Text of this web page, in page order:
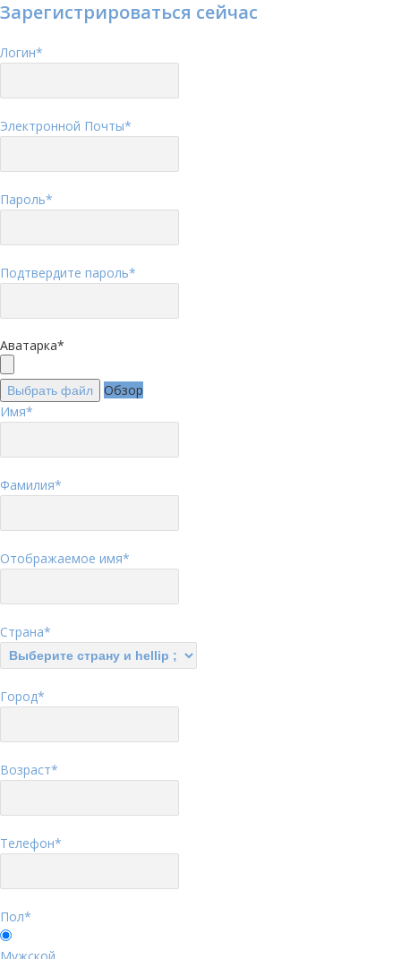
Зарегистрироваться сейчас
Логин*
Электронной Почты*
Пароль*
Подтвердите пароль*
Аватарка*
Выбрать файл
Обзор
Имя*
Фамилия*
Отображаемое имя*
Страна*
Город*
Возраст*
Телефон*
Пол*